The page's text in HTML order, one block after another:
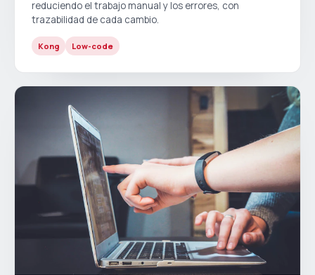
reduciendo el trabajo manual y los errores, con
trazabilidad de cada cambio.
Kong Low-code